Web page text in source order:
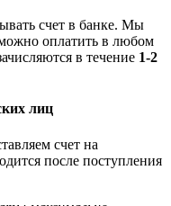
счет в банке. Мы
оплатить в любом
в течение 1-2
лиц
счет на
после поступления